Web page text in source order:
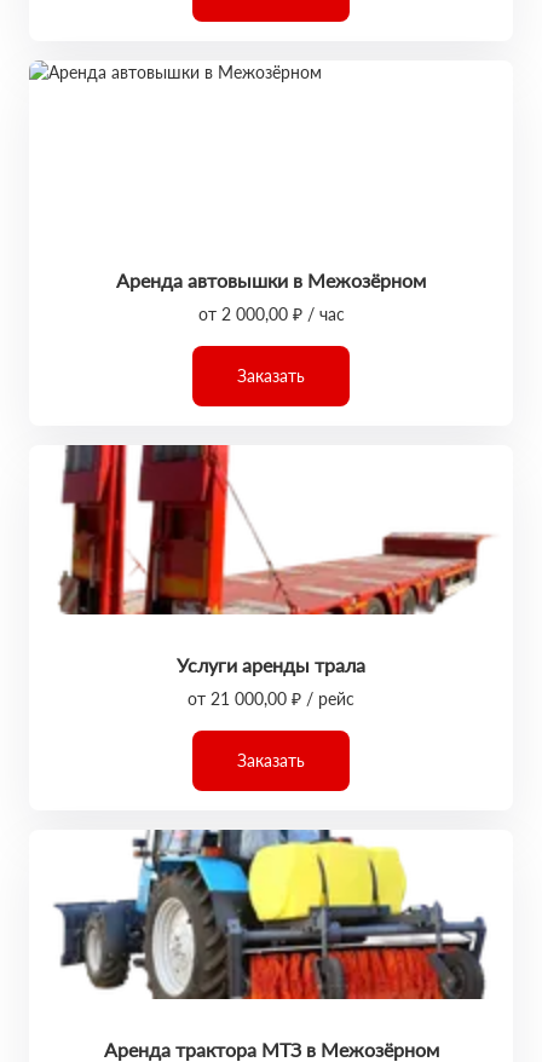
Аренда автовышки в Межозёрном
от 2 000,00 ₽ / час
Заказать
Услуги аренды трала
от 21 000,00 ₽ / рейс
Заказать
Аренда трактора МТЗ в Межозёрном